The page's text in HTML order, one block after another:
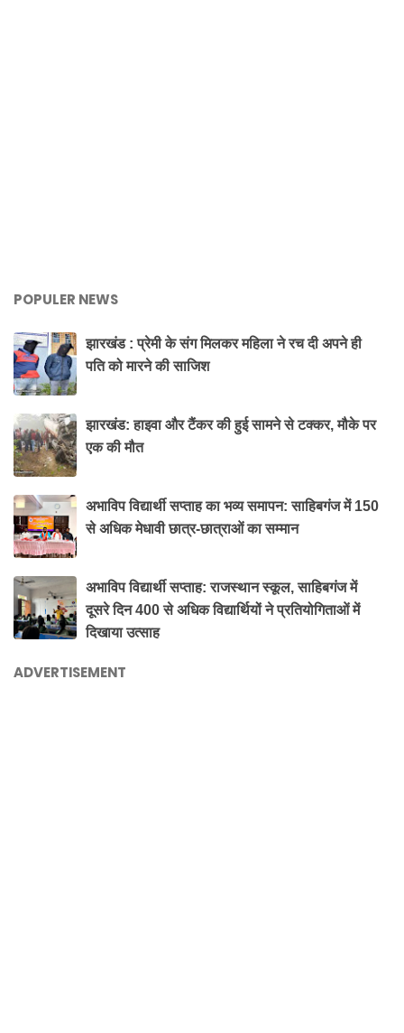
POPULER NEWS
झारखंड : प्रेमी के संग मिलकर महिला ने रच दी अपने ही
पति को मारने की साजिश
झारखंड: हाइवा और टैंकर की हुई सामने से टक्कर, मौके पर
एक की मौत
अभाविप विद्यार्थी सप्ताह का भव्य समापन: साहिबगंज में 150
से अधिक मेधावी छात्र-छात्राओं का सम्मान
अभाविप विद्यार्थी सप्ताह: राजस्थान स्कूल, साहिबगंज में
दूसरे दिन 400 से अधिक विद्यार्थियों ने प्रतियोगिताओं में
दिखाया उत्साह
ADVERTISEMENT